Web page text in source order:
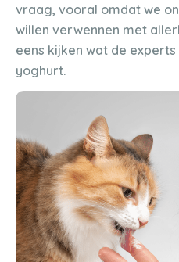
vraag, vooral omdat we
willen verwennen met
eens kijken wat de
yoghurt.